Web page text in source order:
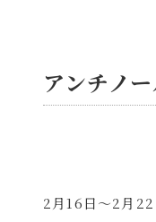
アンチノ
2月16日～2月22